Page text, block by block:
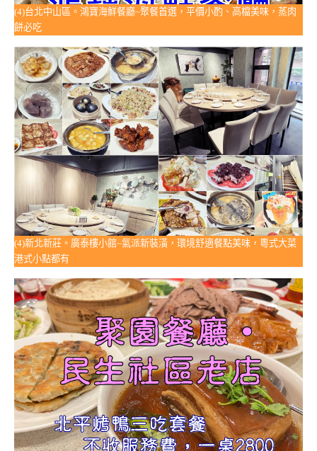
(4)台北中山區。鴻寶海鮮餐廳~聚餐首選，平價小酌、高檔美味，蒸肉
餅必吃
(4)新北新莊。廣泰樓小館~氣派新裝潢，環境舒適餐點美味，粵式大菜
港式小點都有